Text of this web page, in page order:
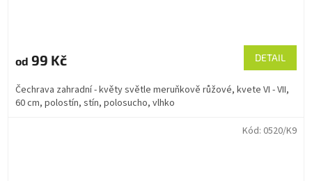
od 99 Kč DETAIL
Čechrava zahradní - květy světle meruňkově růžové, kvete VI - VII,
60 cm, polostín, stín, polosucho, vlhko
Kód: 0520/K9